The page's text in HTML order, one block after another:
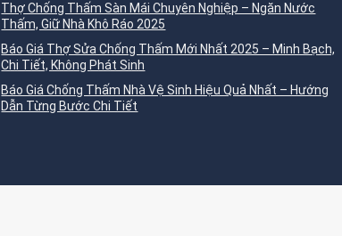
Thợ Chống Thấm Sàn Mái Chuyên Nghiệp – Ngăn Nước
Thấm, Giữ Nhà Khô Ráo 2025
Báo Giá Thợ Sửa Chống Thấm Mới Nhất 2025 – Minh Bạch,
Chi Tiết, Không Phát Sinh
Báo Giá Chống Thấm Nhà Vệ Sinh Hiệu Quả Nhất – Hướng
Dẫn Từng Bước Chi Tiết